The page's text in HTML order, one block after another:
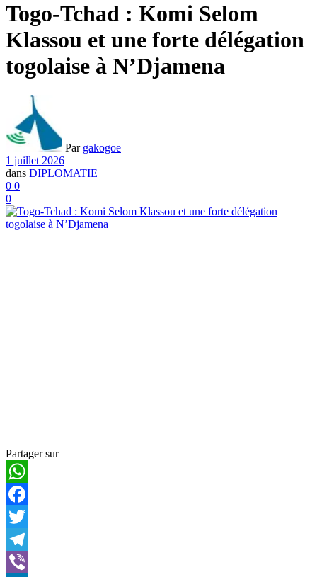
Togo-Tchad : Komi Selom
Klassou et une forte délégation
togolaise à N’Djamena
Par gakogoe
1 juillet 2026
dans DIPLOMATIE
0 0
0
Partager sur
WhatsApp
Facebook
Twitter
Telegram